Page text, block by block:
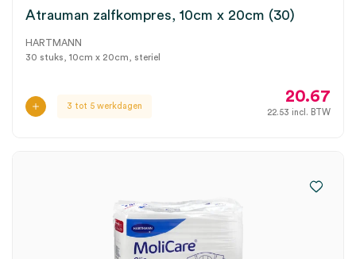
Atrauman zalfkompres, 10cm x 20cm (30)
HARTMANN
30 stuks, 10cm x 20cm, steriel
3 tot 5 werkdagen
20.67
22.53 incl. BTW